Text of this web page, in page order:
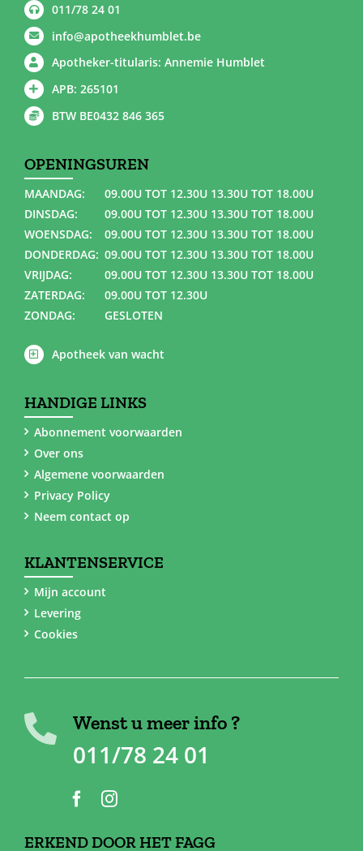
011/78 24 01
info@apotheekhumblet.be
Apotheker-titularis: Annemie Humblet
APB: 265101
BTW BE0432 846 365
OPENINGSUREN
MAANDAG:
09.00U TOT 12.30U 13.30U TOT 18.00U
DINSDAG:
09.00U TOT 12.30U 13.30U TOT 18.00U
WOENSDAG:
09.00U TOT 12.30U 13.30U TOT 18.00U
DONDERDAG: 09.00U TOT 12.30U 13.30U TOT 18.00U
VRIJDAG:
09.00U TOT 12.30U 13.30U TOT 18.00U
ZATERDAG:
09.00U TOT 12.30U
ZONDAG:
GESLOTEN
Apotheek van wacht
HANDIGE LINKS
Abonnement voorwaarden
Over ons
Algemene voorwaarden
Privacy Policy
Neem contact op
KLANTENSERVICE
Mijn account
Levering
Cookies
Wenst u meer info ?
011/78 24 01
ERKEND DOOR HET FAGG